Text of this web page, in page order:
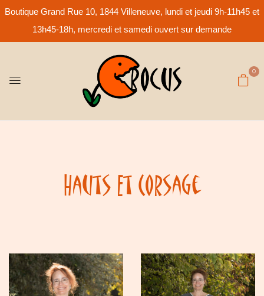
Boutique Grand Rue 10, 1844 Villeneuve, lundi et jeudi 9h-11h45 et
13h45-18h, mercredi et samedi ouvert sur demande
0
Hauts Et Corsage